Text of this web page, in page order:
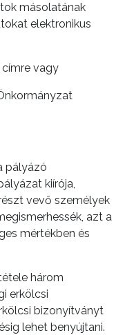
másolatának
elektronikus
vagy
pályázó
kiírója,
vevő személyek
azt a
mértékben és
három
erkölcsi
bizonyítványt
lehet benyújtani.